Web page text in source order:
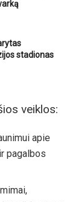
stadionas
veiklos:
apie
pagalbos